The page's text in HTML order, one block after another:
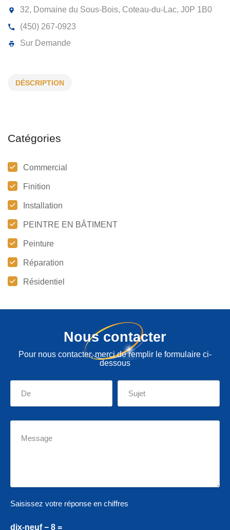
TOUCHE FINALE ENTREPRENEUR
DÉSCRIPTION
Catégories
Commercial
Finition
Installation
PEINTRE EN BÂTIMENT
Peinture
Réparation
Résidentiel
Nous contacter
Pour nous contacter, merci de remplir le formulaire ci-
dessous
Saisissez votre réponse en chiffres
dix-neuf − 8 =